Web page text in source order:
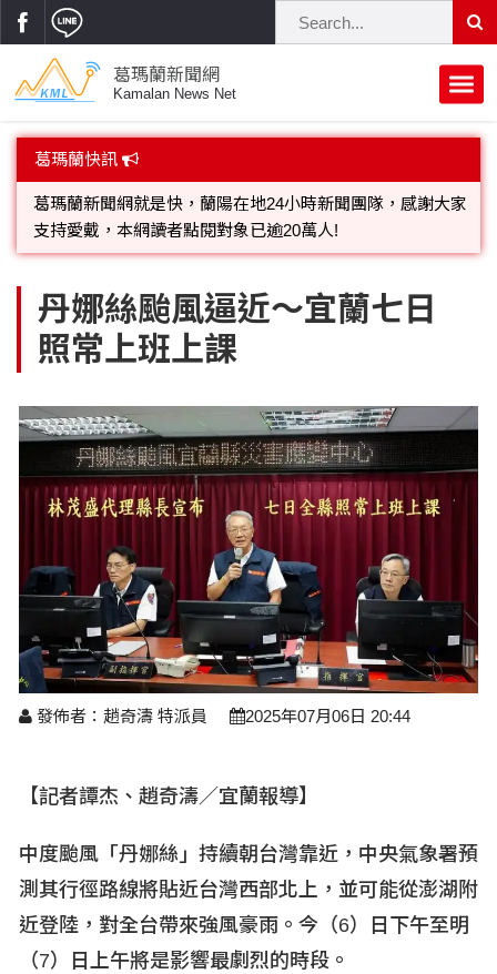
葛瑪蘭新聞網
Kamalan News Net
首頁
蘭陽大代誌
府會議題
街坊大小事
交通警消
地方大小事
校園動態
軍事新聞
立法院
黨政新聞
選舉新聞
總統大選
縣市長選舉
議員民代選舉
鄉鎮長村里長選舉
五合一選舉
溫馨關懷
公益行善
溫馨關懷
民俗薪傳
藝文展覽
話說文史
水色流光映城東～名家齊聚展藝風
時尚你我他
休閒旅遊
美食料理
景點介紹
醫療養生
衞生保健
【博愛醫療公益服務隊】專欄
科技新知
產業招商
農林漁牧
房產理財
我要爆料
網友爆料
檢舉投訴
活動專頁
讀者投稿
宜蘭國際童玩節
宜蘭綠色博覽會
運動賽事
葛瑪蘭快訊
葛瑪蘭新聞網就是快，蘭陽在地24小時新聞團隊，感謝大家
支持愛戴，本網讀者點閱對象已逾20萬人!
網;詳洽各記者或聯繫：0910-259565洽詢。
丹娜絲颱風逼近～宜蘭七日
照常上班上課
發佈者：趙奇濤 特派員 2025年07月06日 20:44
【記者譚杰、趙奇濤／宜蘭報導】
中度颱風「丹娜絲」持續朝台灣靠近，中央氣象署預
測其行徑路線將貼近台灣西部北上，並可能從澎湖附
近登陸，對全台帶來強風豪雨。今（6）日下午至明
（7）日上午將是影響最劇烈的時段。